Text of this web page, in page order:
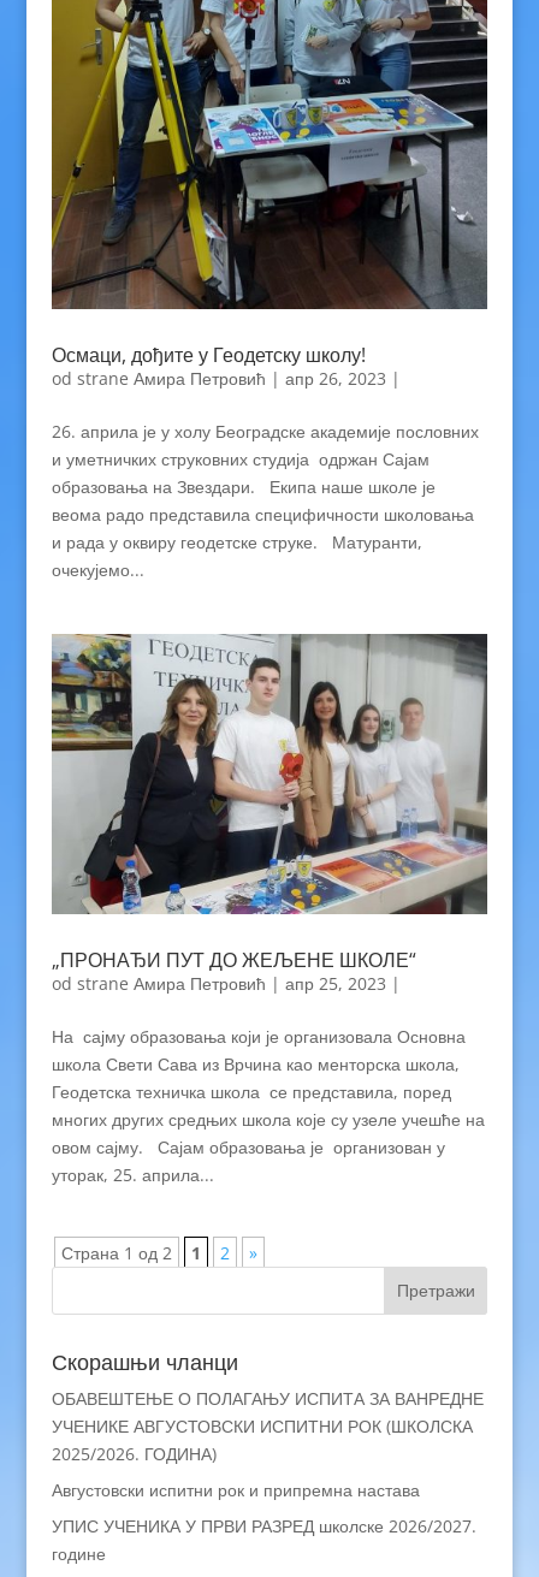
Осмаци, дођите у Геодетску школу!
od strane Амира Петровић | апр 26, 2023 |
26. априла је у холу Београдске академије пословних
и уметничких струковних студија одржан Сајам
образовања на Звездари. Екипа наше школе је
веома радо представила специфичности школовања
и рада у оквиру геодетске струке. Матуранти,
очекујемо...
„ПРОНАЂИ ПУТ ДО ЖЕЉЕНЕ ШКОЛЕ“
od strane Амира Петровић | апр 25, 2023 |
На сајму образовања који је организовала Основна
школа Свети Сава из Врчина као менторска школа,
Геодетска техничка школа се представила, поред
многих других средњих школа које су узеле учешће на
овом сајму. Сајам образовања је организован у
уторак, 25. априла...
Страна 1 од 2 1 2 »
Скорашњи чланци
ОБАВЕШТЕЊЕ О ПОЛАГАЊУ ИСПИТА ЗА ВАНРЕДНЕ
УЧЕНИКЕ АВГУСТОВСКИ ИСПИТНИ РОК (ШКОЛСКА
2025/2026. ГОДИНА)
Августовски испитни рок и припремна настава
УПИС УЧЕНИКА У ПРВИ РАЗРЕД школске 2026/2027.
године